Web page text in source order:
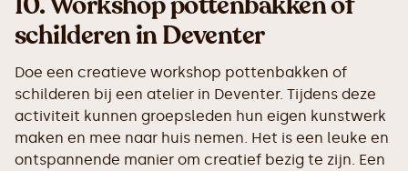
schilderen in Deventer
Doe een creatieve workshop pottenbakken of
schilderen bij een atelier in Deventer. Tijdens deze
activiteit kunnen groepsleden hun eigen kunstwerk
maken en mee naar huis nemen. Het is een leuke en
ontspannende manier om creatief bezig te zijn. Een